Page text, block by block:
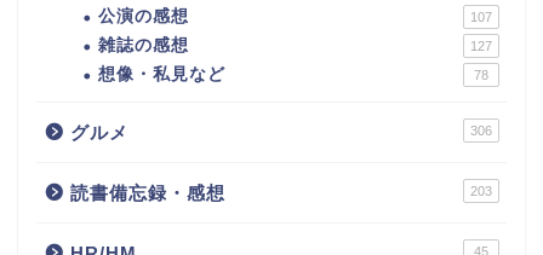
公演の感想 107
雑誌の感想 127
想像・私見など 78
グルメ 306
読書備忘録・感想 203
45